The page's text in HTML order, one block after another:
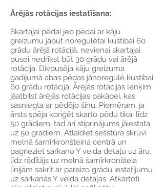
Ārējās rotācijas iestatīšana:
Skartajai pēdai jeb pēdai ar kāju
greizumu jābūt noregulētai kustībai 60
grādu ārējā rotācijā, nevienai skartajai
pusei nedrīkst būt 30 grādu vai ārējā
rotācija. Divpusēja kāju greizuma
gadījumā abas pēdas jānoregulē kustībai
60 grādu rotācijā. Ārējās rotācijas leņķim
jāatbilst ārējās rotācijas pakāpei, kas
sasniegta ar pēdējo šinu. Piemēram, ja
ārsts spēja koriģēt skarto pēdu tikai līdz
50 grādiem, tad arī stiprinājums jāiestata
uz 50 grādiem. Atlaidiet sešstūra skrūvi
melnā šarnīrkronšteina centrā un
pagrieziet sarkano Y veida detaļu uz āru,
līdz rādītājs uz melnā šarnīrkronšteia
līnijām sakrīt ar pareizo grādu iestatījumu
uz sarkanās Y veida detaļas. Atkārtoti